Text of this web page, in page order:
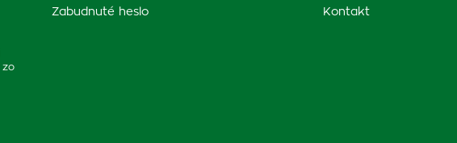
zo
Zabudnuté heslo Kontakt